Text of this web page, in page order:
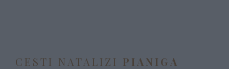
CESTI NATALIZI PIANIGA